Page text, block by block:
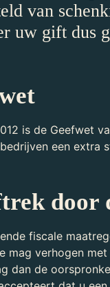
van
uw gift dus
is de Geefwet
een extra
door
fiscale
mag verhogen
dan de